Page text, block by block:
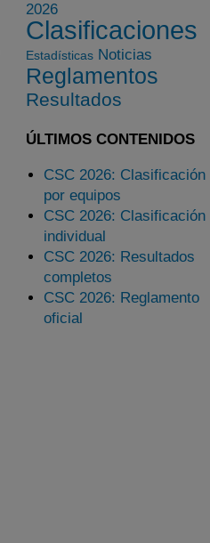
2026
Clasificaciones
Estadísticas Noticias
Reglamentos
Resultados
ÚLTIMOS CONTENIDOS
CSC 2026: Clasificación
por equipos
CSC 2026: Clasificación
individual
CSC 2026: Resultados
completos
CSC 2026: Reglamento
oficial